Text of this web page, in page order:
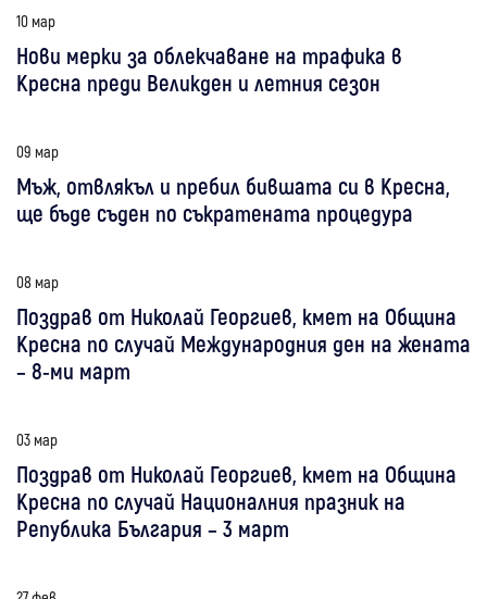
10 мар
Нови мерки за облекчаване на трафика в
Кресна преди Великден и летния сезон
09 мар
Мъж, отвлякъл и пребил бившата си в Кресна,
ще бъде съден по съкратената процедура
08 мар
Поздрав от Николай Георгиев, кмет на Община
Кресна по случай Международния ден на жената
– 8-ми март
03 мар
Поздрав от Николай Георгиев, кмет на Община
Кресна по случай Националния празник на
Република България – 3 март